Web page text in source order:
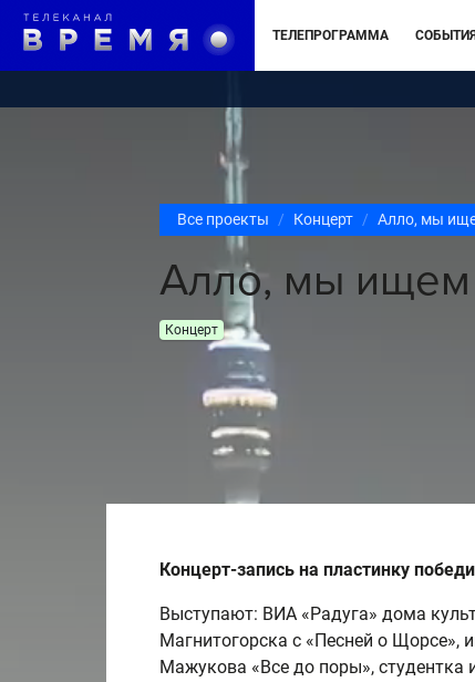
ТЕЛЕПРОГРАММА СОБЫТИЯ
Все проекты Концерт Алло, мы
Алло, мы ищем
Концерт
Концерт-запись на пластинку
Выступают: ВИА «Радуга» дома
Магнитогорска с «Песней о Щорсе»,
Мажукова «Все до поры», студентка